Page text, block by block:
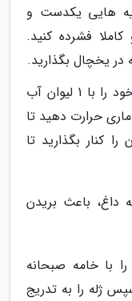
هایی یکدست و
فشرده کنید.
مرحله سوم: در ادامه، ژله دلخواه خود را با 1 لیوان آب
حرارت دهید تا
کنار بگذارید تا
داغ، باعث بریدن
با خامه صبحانه
ژله را به تدریج